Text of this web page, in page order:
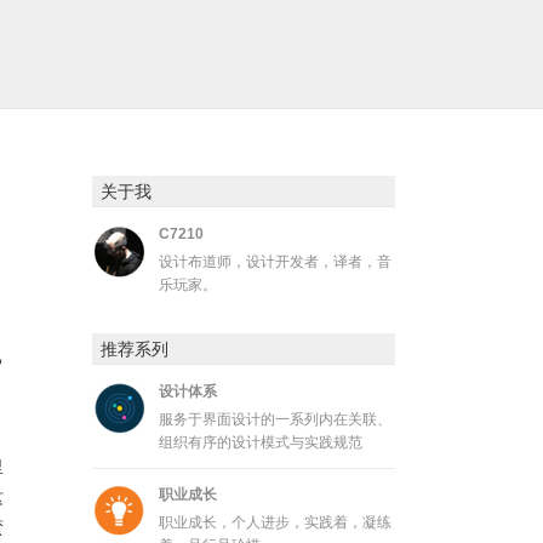
关于我
C7210
设计布道师，设计开发者，译者，音
乐玩家。
推荐系列
设计体系
服务于界面设计的一系列内在关联、
组织有序的设计模式与实践规范
职业成长
职业成长，个人进步，实践着，凝练